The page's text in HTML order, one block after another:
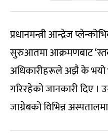
प्रधानमन्त्री आन्द्रेज
सुरुआतमा आक्रमणबाट
अधिकारीहरूले अझै के भयो
गरिरहेको जानकारी दिए
जाग्रेबको विभिन्न